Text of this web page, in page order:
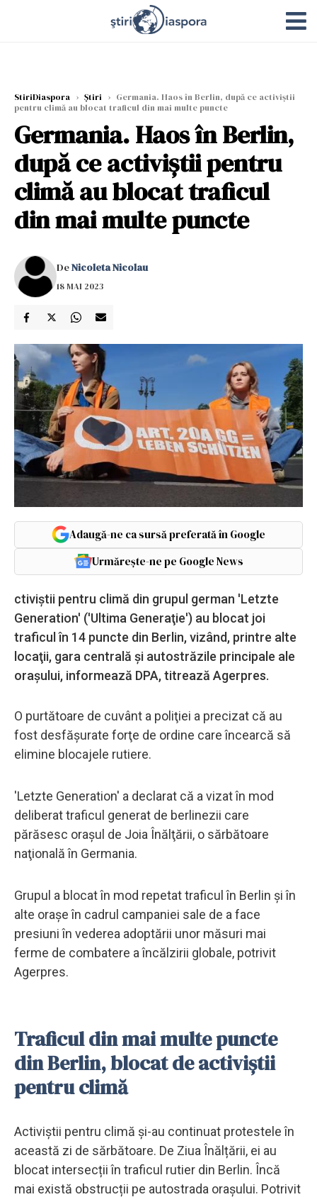
StiriDiaspora › Știri › Germania. Haos în Berlin, după ce activiştii
pentru climă au blocat traficul din mai multe puncte
Germania. Haos în Berlin,
după ce activiştii pentru
climă au blocat traficul
din mai multe puncte
DeNicoleta Nicolau
18 MAI 2023
Adaugă-ne ca sursă preferată în Google
Urmărește-ne pe Google News
ctiviştii pentru climă din grupul german 'Letzte
Generation' ('Ultima Generaţie') au blocat joi
traficul în 14 puncte din Berlin, vizând, printre alte
locaţii, gara centrală şi autostrăzile principale ale
oraşului, informează DPA, titrează Agerpres.
O purtătoare de cuvânt a poliţiei a precizat că au
fost desfăşurate forţe de ordine care încearcă să
elimine blocajele rutiere.
'Letzte Generation' a declarat că a vizat în mod
deliberat traficul generat de berlinezii care
părăsesc oraşul de Joia Înălţării, o sărbătoare
naţională în Germania.
Grupul a blocat în mod repetat traficul în Berlin şi în
alte oraşe în cadrul campaniei sale de a face
presiuni în vederea adoptării unor măsuri mai
ferme de combatere a încălzirii globale, potrivit
Agerpres.
Traficul din mai multe puncte
din Berlin, blocat de activiştii
pentru climă
Activiștii pentru climă și-au continuat protestele în
această zi de sărbătoare. De Ziua Înălțării, ei au
blocat intersecții în traficul rutier din Berlin. Încă
mai există obstrucții pe autostrada orașului. Potrivit